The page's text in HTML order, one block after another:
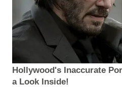
Hollywood's Inaccurate
a Look Inside!